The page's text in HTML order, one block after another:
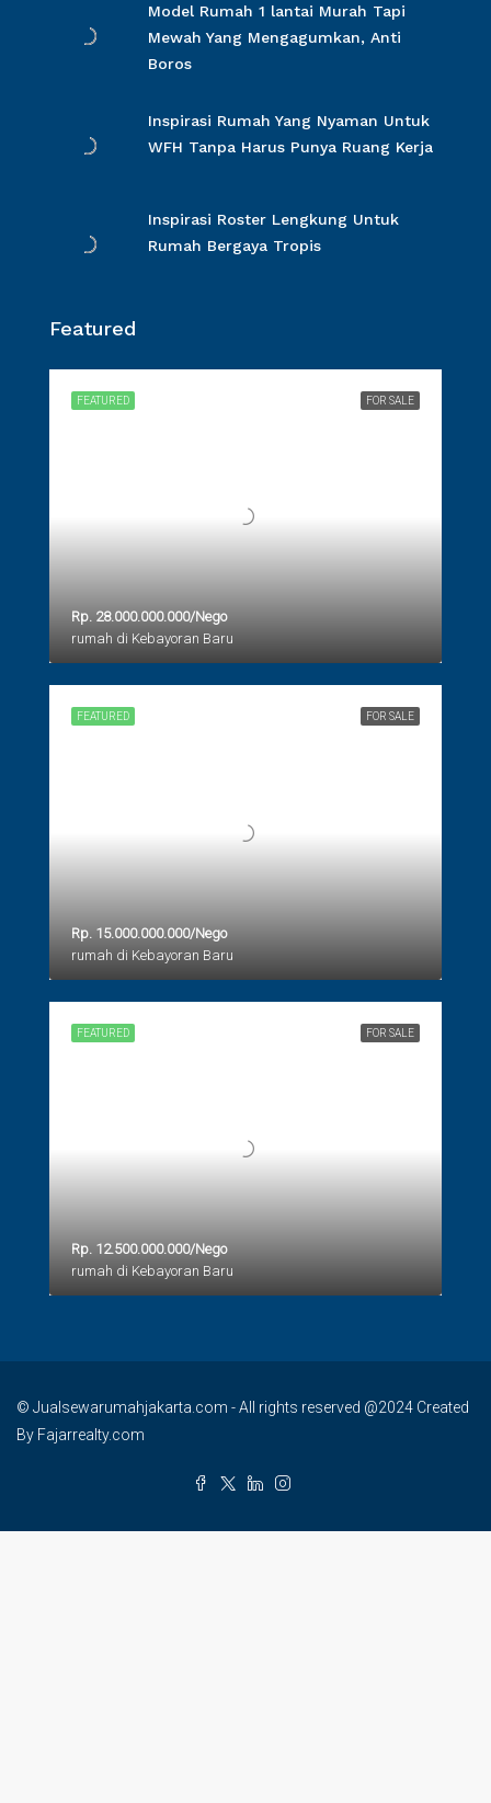
Model Rumah 1 lantai Murah Tapi
Mewah Yang Mengagumkan, Anti
Boros
Inspirasi Rumah Yang Nyaman Untuk
WFH Tanpa Harus Punya Ruang Kerja
Inspirasi Roster Lengkung Untuk
Rumah Bergaya Tropis
Featured
FOR SALE
FEATURED
Rp. 28.000.000.000/Nego
rumah di Kebayoran Baru
FOR SALE
FEATURED
Rp. 15.000.000.000/Nego
rumah di Kebayoran Baru
FOR SALE
FEATURED
Rp. 12.500.000.000/Nego
rumah di Kebayoran Baru
© Jualsewarumahjakarta.com - All rights reserved @2024 Created
By Fajarrealty.com